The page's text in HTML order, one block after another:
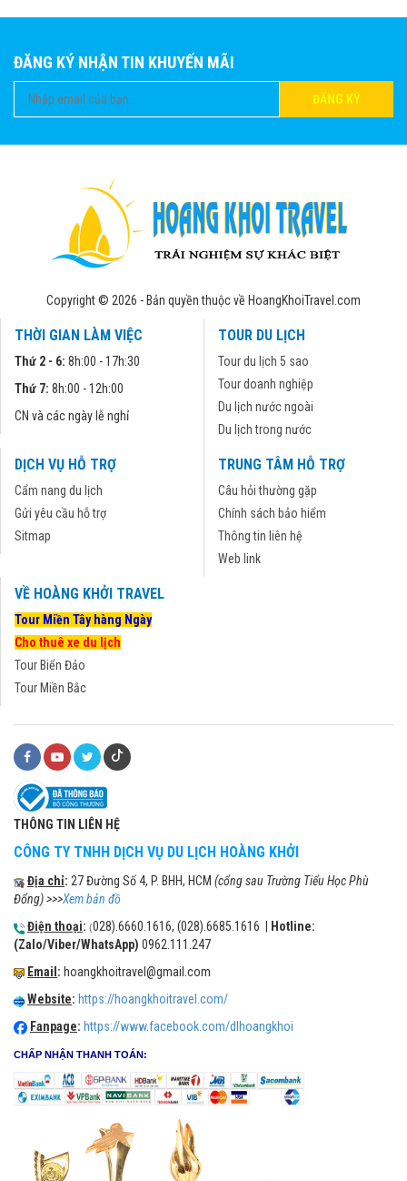
ĐĂNG KÝ NHẬN TIN KHUYẾN MÃI
ĐĂNG KÝ
Copyright © 2026 - Bản quyền thuộc về HoangKhoiTravel.com
THỜI GIAN LÀM VIỆC
Thứ 2 - 6: 8h:00 - 17h:30
Thứ 7: 8h:00 - 12h:00
CN và các ngày lễ nghỉ
TOUR DU LỊCH
Tour du lịch 5 sao
Tour doanh nghiệp
Du lịch nước ngoài
Du lịch trong nước
DỊCH VỤ HỖ TRỢ
Cẩm nang du lịch
Gửi yêu cầu hỗ trợ
Sitmap
TRUNG TÂM HỖ TRỢ
Câu hỏi thường gặp
Chính sách bảo hiểm
Thông tin liên hệ
Web link
VỀ HOÀNG KHỞI TRAVEL
Tour Miền Tây hàng Ngày
Cho thuê xe du lịch
Tour Biển Đảo
Tour Miền Bắc
THÔNG TIN LIÊN HỆ
CÔNG TY TNHH DỊCH VỤ DU LỊCH HOÀNG KHỞI
Địa chỉ: 27 Đường Số 4, P. BHH, HCM (cổng sau Trường Tiểu Học Phù
Đổng) >>>Xem bản đồ
Điện thoại: (028).6660.1616, (028).6685.1616 |
Hotline:
(Zalo/Viber/WhatsApp) 0962.111.247
Email : hoangkhoitravel@gmail.com
Website: https://hoangkhoitravel.com/
Fanpage: https://www.facebook.com/dlhoangkhoi
CHẤP NHẬN THANH TOÁN: